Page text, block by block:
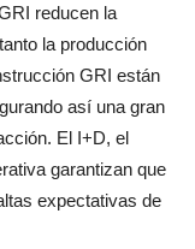
reducen la
la producción
GRI están
así una gran
El I+D, el
garantizan que
expectativas de